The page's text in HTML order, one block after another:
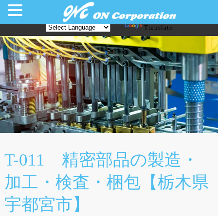
Translate
T-011 精密部品の製造・
加工・検査・梱包【栃木県
宇都宮市】